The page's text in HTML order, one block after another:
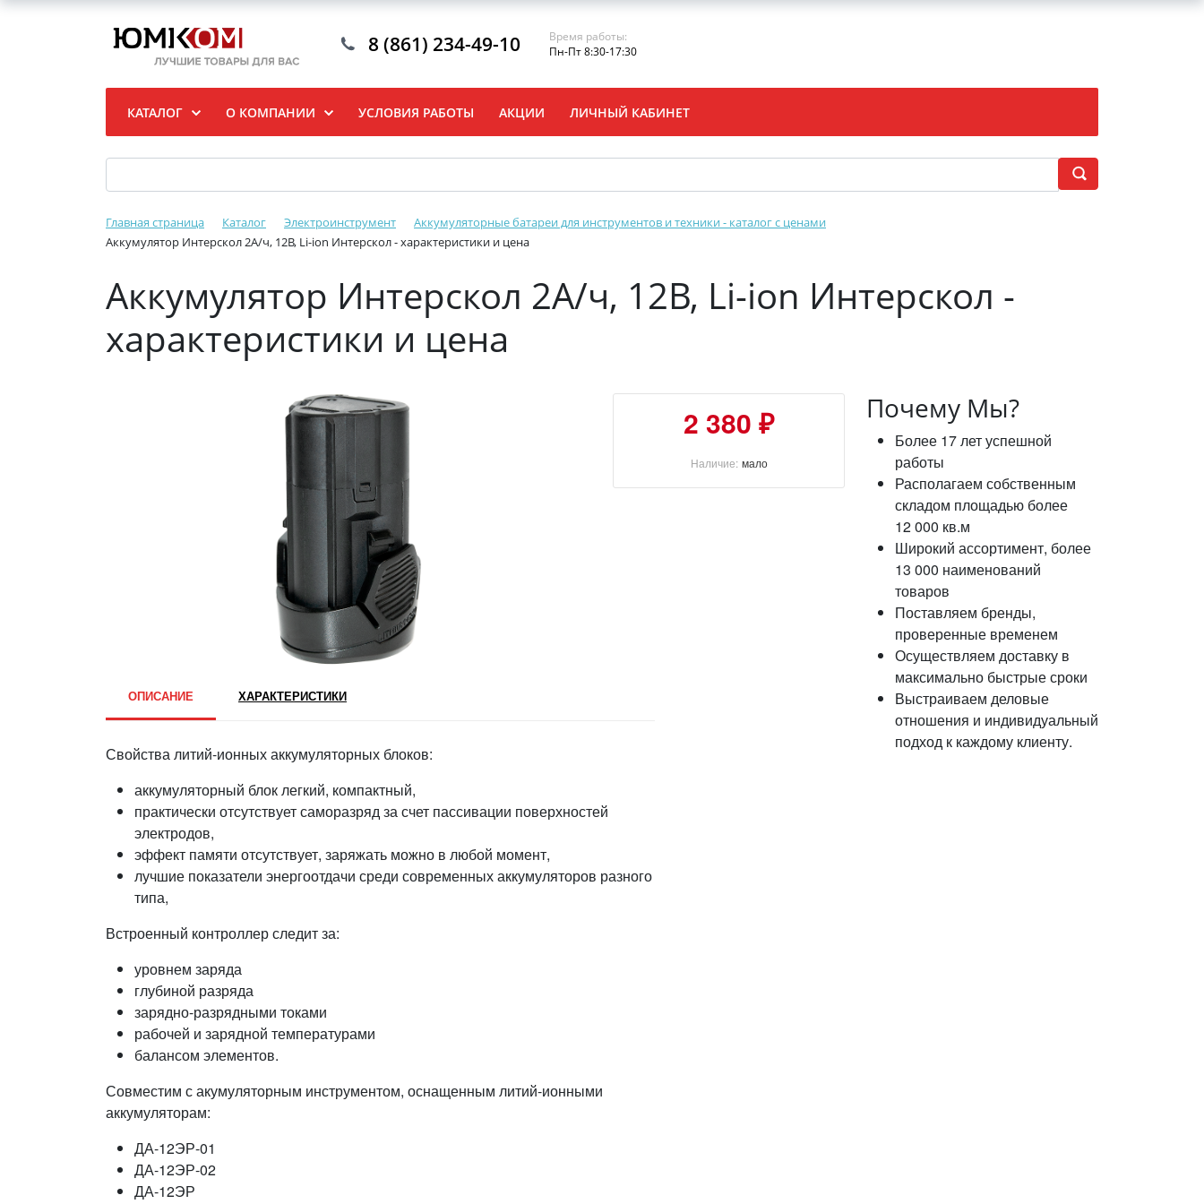
8 (861) 234-49-10
Время работы:
Пн-Пт 8:30-17:30
КАТАЛОГ О КОМПАНИИ УСЛОВИЯ РАБОТЫ АКЦИИ ЛИЧНЫЙ КАБИНЕТ
Главная страница Каталог Электроинструмент
Аккумуляторные батареи для инструментов и техники - каталог с ценами
Аккумулятор Интерскол 2А/ч, 12В, Li-ion Интерскол - характеристики и цена
Аккумулятор Интерскол 2А/ч, 12В, Li-ion Интерскол -
характеристики и цена
2 380 ₽
Наличие: мало
ОПИСАНИЕ ХАРАКТЕРИСТИКИ
Свойства литий-ионных аккумуляторных блоков:
аккумуляторный блок легкий, компактный,
практически отсутствует саморазряд за счет пассивации поверхностей
электродов,
эффект памяти отсутствует, заряжать можно в любой момент,
лучшие показатели энергоотдачи среди современных аккумуляторов разного
типа,
Встроенный контроллер следит за:
уровнем заряда
глубиной разряда
зарядно-разрядными токами
рабочей и зарядной температурами
балансом элементов.
Совместим с акумуляторным инструментом, оснащенным литий-ионными
аккумуляторам:
ДА-12ЭР-01
ДА-12ЭР-02
ДА-12ЭР
Почему Мы?
Более 17 лет успешной
работы
Располагаем собственным
складом площадью более
12 000 кв.м
Широкий ассортимент, более
13 000 наименований
товаров
Поставляем бренды,
проверенные временем
Осуществляем доставку в
максимально быстрые сроки
Выстраиваем деловые
отношения и индивидуальный
подход к каждому клиенту.